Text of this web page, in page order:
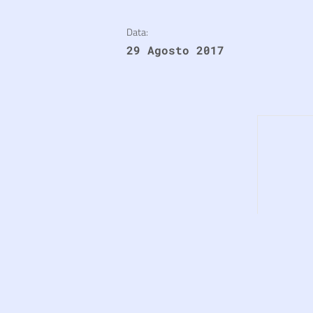
Data:
29 Agosto 2017